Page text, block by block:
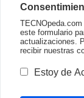
este formulario
actualizaciones.
recibir nuestras
Estoy de